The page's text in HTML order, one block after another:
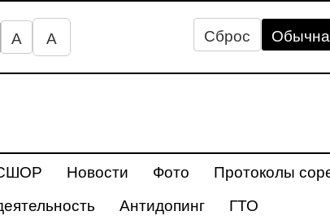
А А Сброс
Новости Фото
Протоколы
Антидопинг ГТО